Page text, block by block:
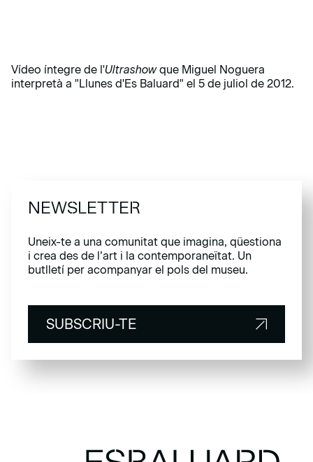
Vídeo íntegre de l'Ultrashowque Miguel Noguera
interpretà a "Llunes d'Es Baluard" el 5 de juliol de 2012.
NEWSLETTER
Uneix-te a una comunitat que imagina, qüestiona
i crea des de l’art i la contemporaneïtat. Un
butlletí per acompanyar el pols del museu.
SUBSCRIU-TE
SUBSCRIU-TE